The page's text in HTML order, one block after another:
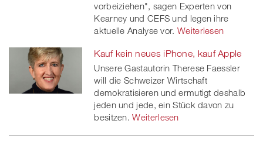
vorbeiziehen", sagen Experten von
Kearney und CEFS und legen ihre
aktuelle Analyse vor. Weiterlesen
Kauf kein neues iPhone, kauf Apple
Unsere Gastautorin Therese Faessler
will die Schweizer Wirtschaft
demokratisieren und ermutigt deshalb
jeden und jede, ein Stück davon zu
besitzen. Weiterlesen